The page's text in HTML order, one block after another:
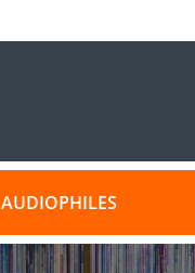
AUDIOPHILES